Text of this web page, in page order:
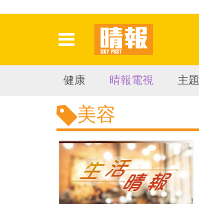
健康 晴報電視 主
美容